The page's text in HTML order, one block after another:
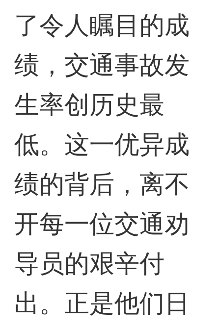
了令人瞩目的成
绩，交通事故发
生率创历史最
低。这一优异成
绩的背后，离不
开每一位交通劝
导员的艰辛付
出。正是他们日